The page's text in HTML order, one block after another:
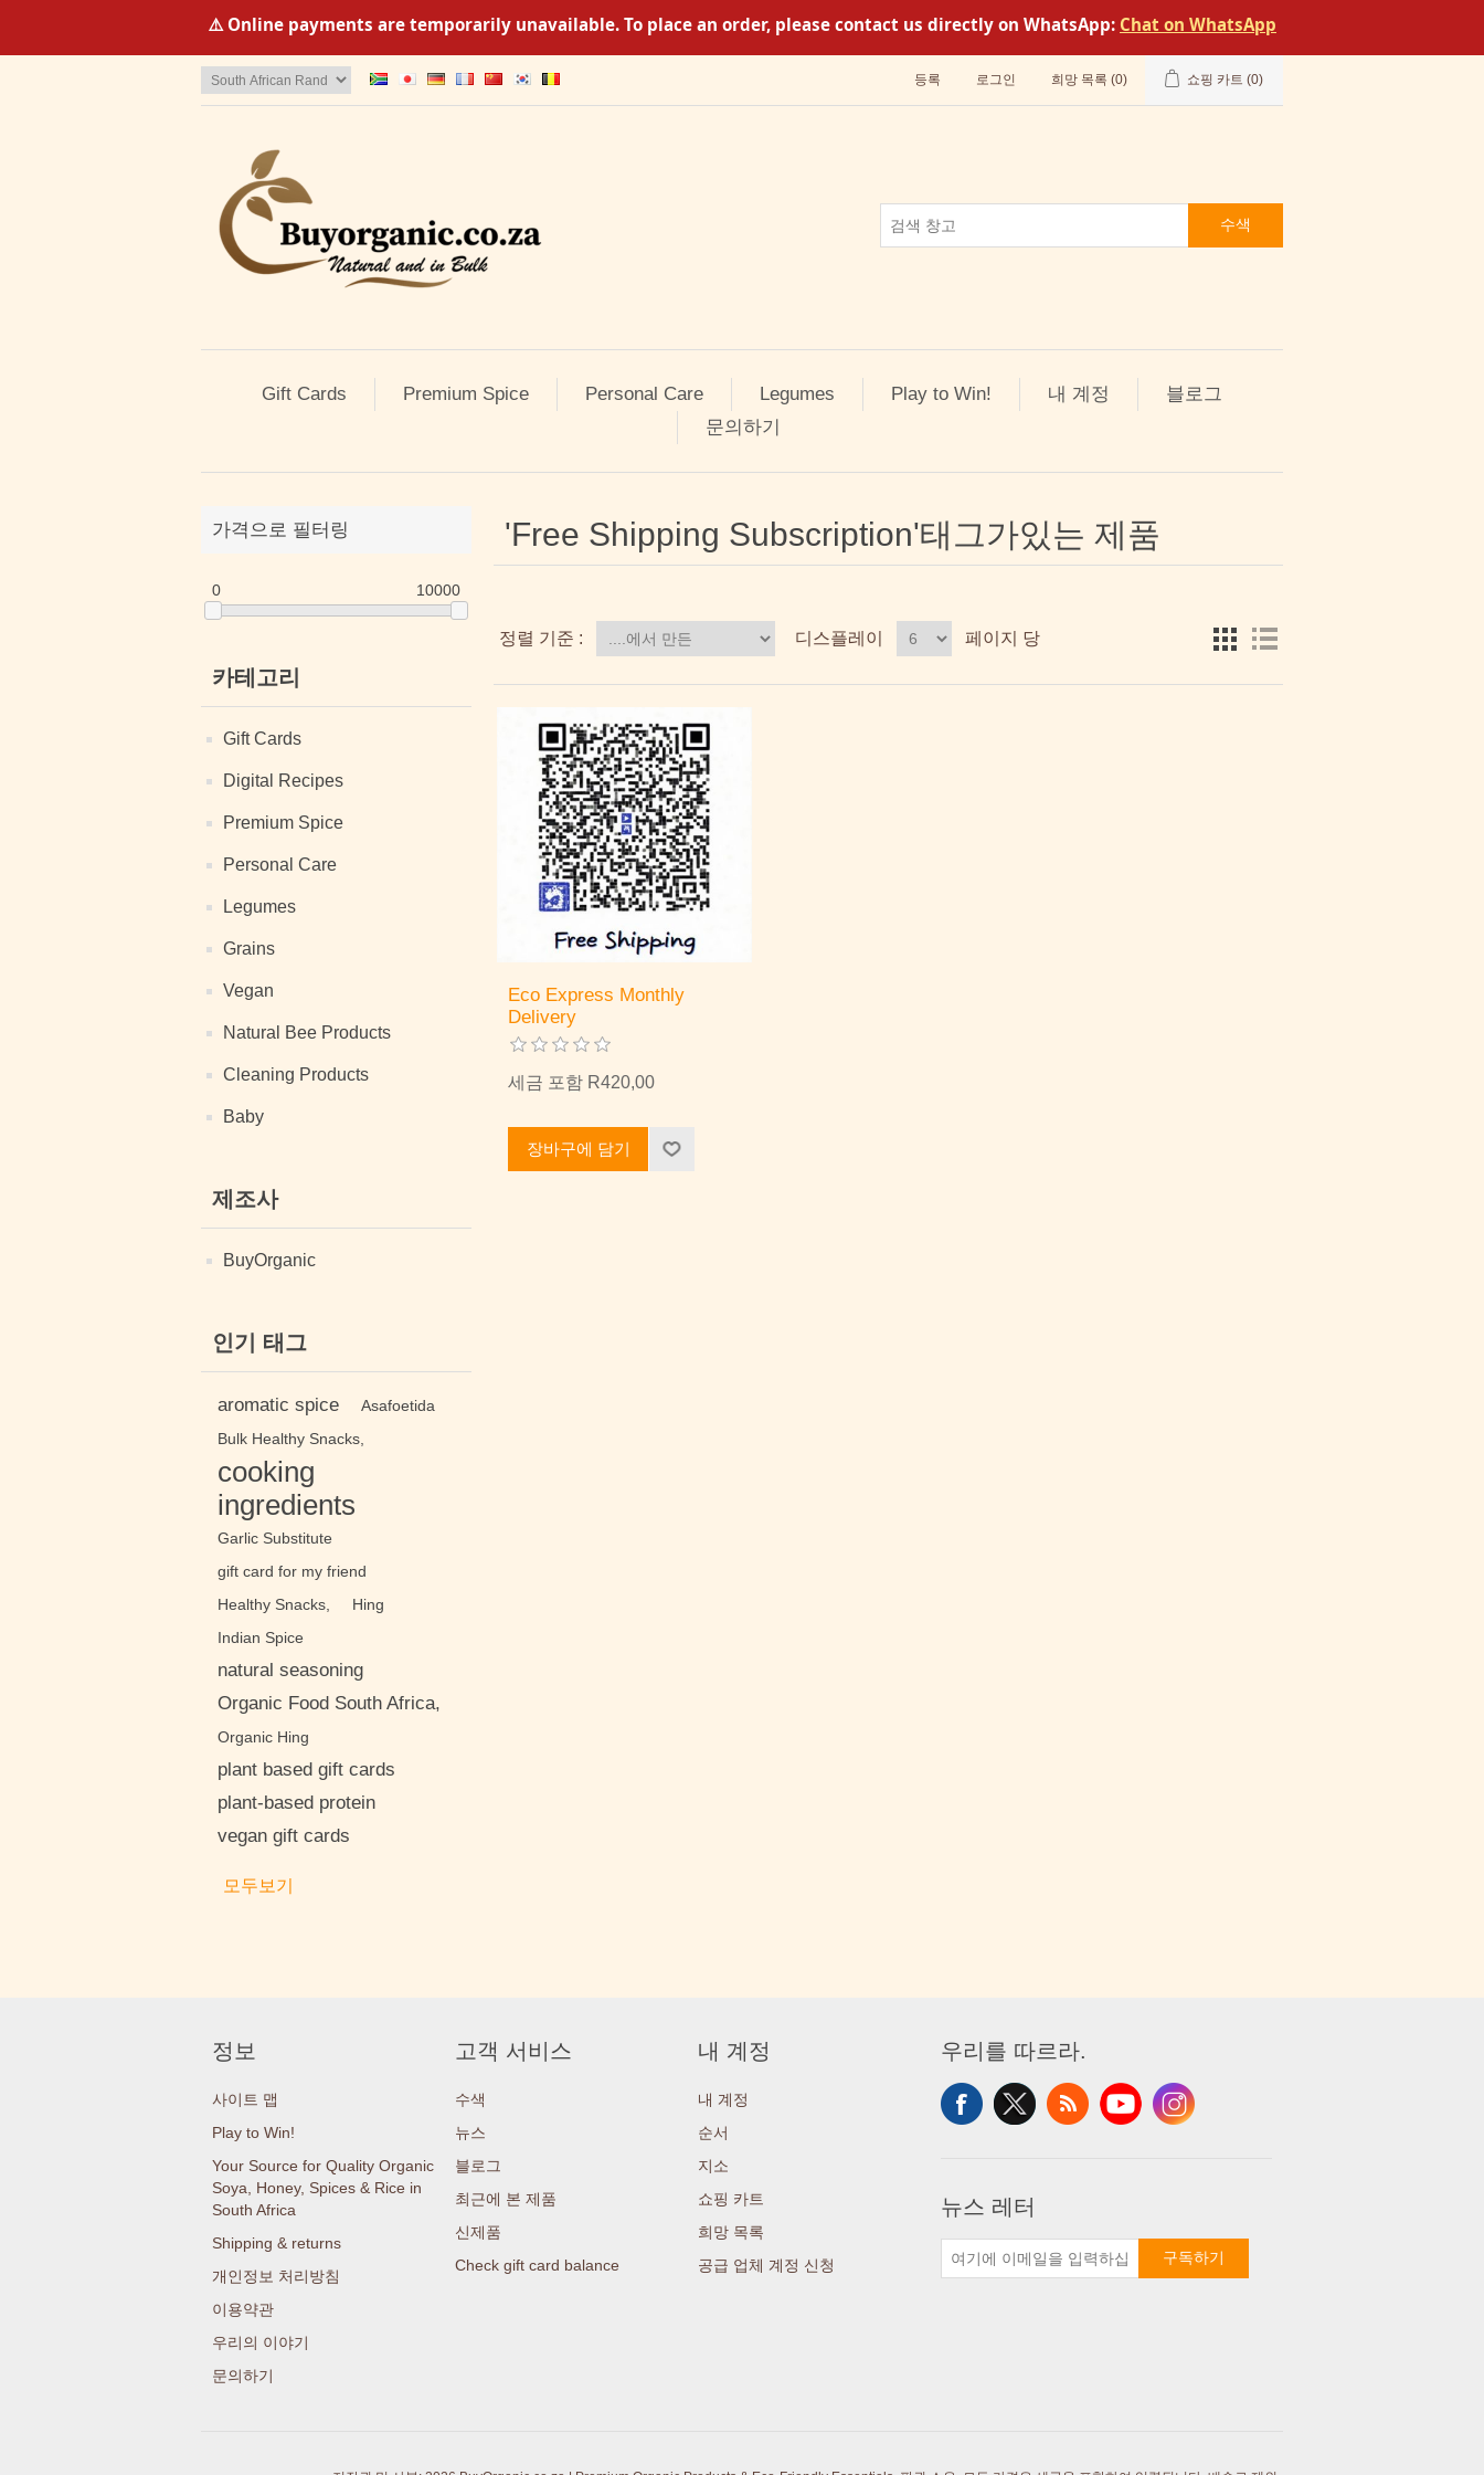
⚠️ Online payments are temporarily unavailable. To place an order, please contact us directly on WhatsApp: Chat on WhatsApp
등록 로그인 희망 목록 (0) 쇼핑 카트 (0)
수색
Gift Cards Premium Spice Personal Care Legumes Play to Win! 내 계정
블로그
문의하기
가격으로 필터링
0 10000
카테고리
Gift Cards
Digital Recipes
Premium Spice
Personal Care
Legumes
Grains
Vegan
Natural Bee Products
Cleaning Products
Baby
제조사
BuyOrganic
인기 태그
aromatic spice
Asafoetida
Bulk Healthy Snacks,
cooking
ingredients
Garlic Substitute
gift card for my friend
Healthy Snacks,
Hing
Indian Spice
natural seasoning
Organic Food South Africa,
Organic Hing
plant based gift cards
plant-based protein
vegan gift cards
모두보기
'Free Shipping Subscription'태그가있는 제품
정렬 기준 : 디스플레이 페이지 당
Eco Express Monthly
Delivery
세금 포함 R420,00
장바구에 담기
정보
사이트 맵
Play to Win!
Your Source for Quality Organic
Soya, Honey, Spices & Rice in
South Africa
Shipping & returns
개인정보 처리방침
이용약관
우리의 이야기
문의하기
고객 서비스
수색
뉴스
블로그
최근에 본 제품
신제품
Check gift card balance
내 계정
내 계정
순서
지소
쇼핑 카트
희망 목록
공급 업체 계정 신청
우리를 따르라.
뉴스 레터
구독하기